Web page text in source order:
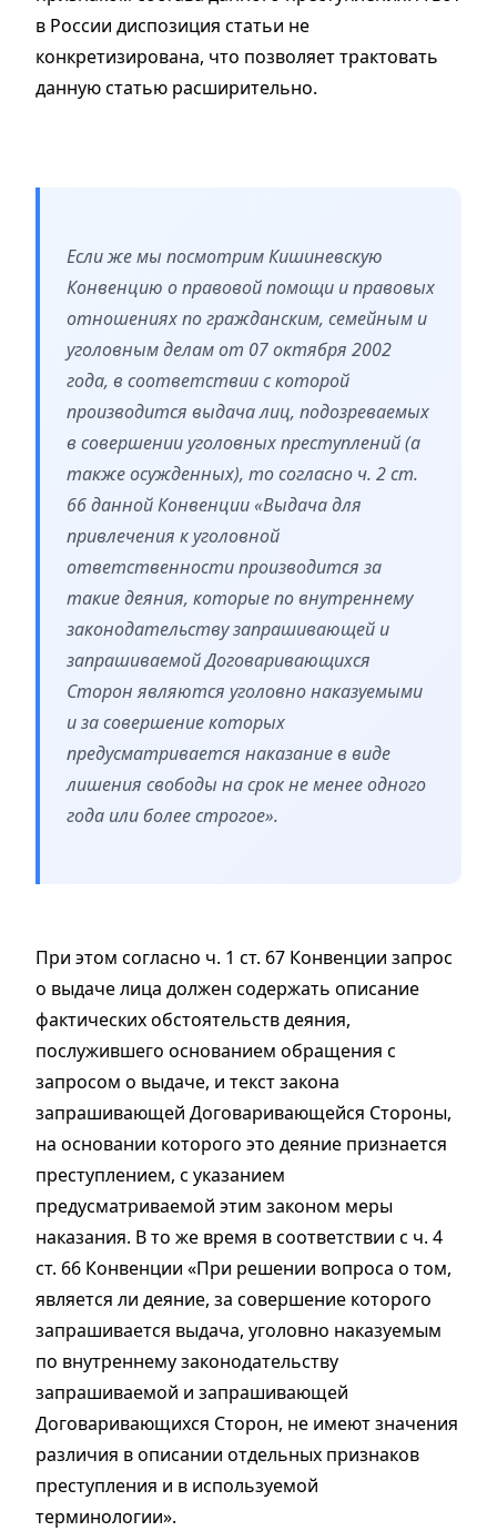
в России диспозиция статьи не
конкретизирована, что позволяет трактовать
данную статью расширительно.
Если же мы посмотрим Кишиневскую
Конвенцию о правовой помощи и правовых
отношениях по гражданским, семейным и
уголовным делам от 07 октября 2002
года, в соответствии с которой
производится выдача лиц, подозреваемых
в совершении уголовных преступлений (а
также осужденных), то согласно ч. 2 ст.
66 данной Конвенции «Выдача для
привлечения к уголовной
ответственности производится за
такие деяния, которые по внутреннему
законодательству запрашивающей и
запрашиваемой Договаривающихся
Сторон являются уголовно наказуемыми
и за совершение которых
предусматривается наказание в виде
лишения свободы на срок не менее одного
года или более строгое».
При этом согласно ч. 1 ст. 67 Конвенции запрос
о выдаче лица должен содержать описание
фактических обстоятельств деяния,
послужившего основанием обращения с
запросом о выдаче, и текст закона
запрашивающей Договаривающейся Стороны,
на основании которого это деяние признается
преступлением, с указанием
предусматриваемой этим законом меры
наказания. В то же время в соответствии с ч. 4
ст. 66 Конвенции «При решении вопроса о том,
является ли деяние, за совершение которого
запрашивается выдача, уголовно наказуемым
по внутреннему законодательству
запрашиваемой и запрашивающей
Договаривающихся Сторон, не имеют значения
различия в описании отдельных признаков
преступления и в используемой
терминологии».